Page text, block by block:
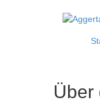
Über